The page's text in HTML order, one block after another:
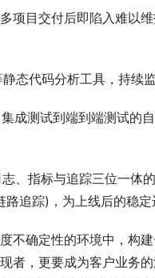
项目交付后即陷入难以
态代码分析工具，持续
成测试到端到端测试的
、指标与追踪三位一体
追踪)，为上线后的稳定
确定性的环境中，构
者，更要成为客户业务